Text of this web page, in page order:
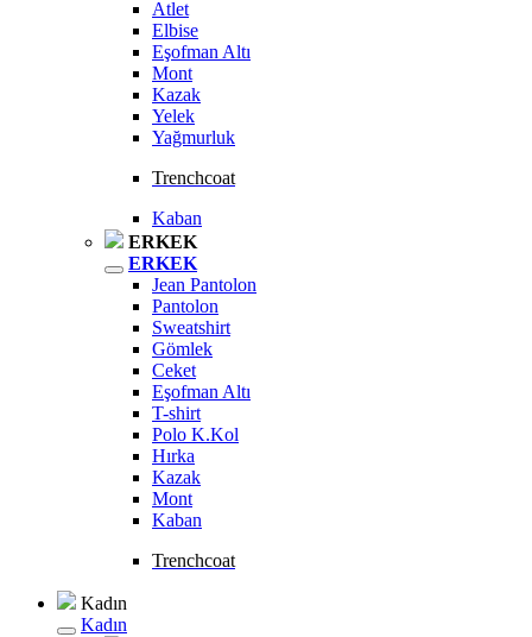
Atlet
Elbise
Eşofman Altı
Mont
Kazak
Yelek
Yağmurluk
Trenchcoat
Kaban
ERKEK
ERKEK
Jean Pantolon
Pantolon
Sweatshirt
Gömlek
Ceket
Eşofman Altı
T-shirt
Polo K.Kol
Hırka
Kazak
Mont
Kaban
Trenchcoat
Kadın
Kadın